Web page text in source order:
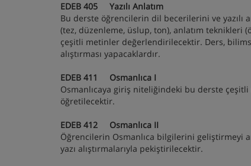
EDEB 405 Yazılı Anlatım
Bu derste öğrencilerin dil becerilerini ve
(tez, düzenleme, üslup, ton), anlatım teknikleri
çeşitli metinler değerlendirilecektir. Ders,
alıştırması yapacaklardır.
EDEB 411 Osmanlıca I
Osmanlıcaya giriş niteliğindeki bu derste çeşitli
öğretilecektir.
EDEB 412 Osmanlıca II
Öğrencilerin Osmanlıca bilgilerini geliştirmeyi
yazı alıştırmalarıyla pekiştirilecektir.